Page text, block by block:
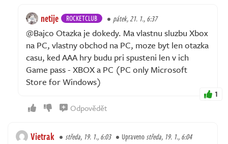
netije ROCKETCLUB pátek, 21. 1., 6:37
@Bajco Otazka je dokedy. Ma vlastnu sluzbu Xbox
na PC, vlastny obchod na PC, moze byt len otazka
casu, ked AAA hry budu pri spusteni len v ich
Game pass - XBOX a PC (PC only Microsoft
Store for Windows)
1
Odpovědět
Vietrak středa, 19. 1., 6:03 Upravenostředa, 19. 1., 6:04